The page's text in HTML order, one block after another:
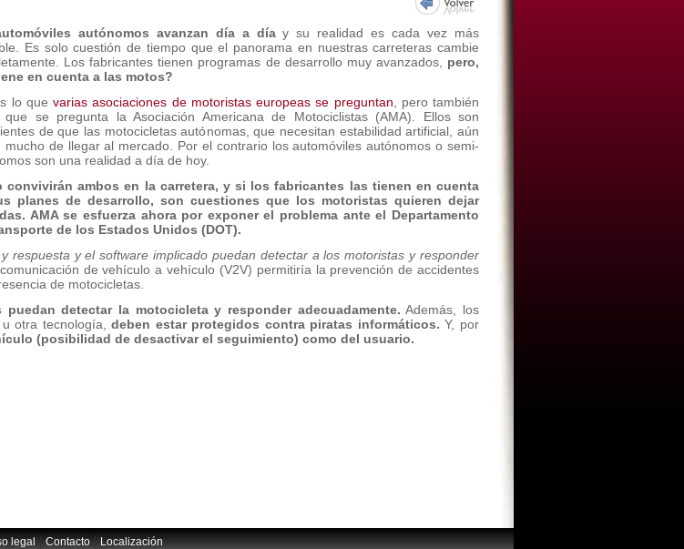
autónomos avanzan día a díay su realidad es cada vez más
Es solo cuestión de tiempo que el panorama en nuestras carreteras cambie
Los fabricantes tienen programas de desarrollo muy avanzados,
pero,
en cuenta a las motos?
lo que varias asociaciones de motoristas europeas se preguntan , pero también
se pregunta la Asociación Americana de Motociclistas (AMA). Ellos son
de que las motocicletas autónomas, que necesitan estabilidad artificial, aún
mucho de llegar al mercado. Por el contrario los automóviles autónomos o semi-
son una realidad a día de hoy.
convivirán ambos en la carretera, y si los fabricantes las tienen en cuenta
planes de desarrollo, son cuestiones que los motoristas quieren dejar
AMA se esfuerza ahora por exponer el problema ante el Departamento
de los Estados Unidos (DOT).
respuesta y el software implicado puedan detectar a los motoristas y responder
de vehículo a vehículo (V2V) permitiría la prevención de accidentes
de motocicletas.
detectar la motocicleta y responder adecuadamente. Además, los
otra tecnología,
deben estar protegidos contra piratas informáticos. Y, por
(posibilidad de desactivar el seguimiento) como del usuario.
legal|Contacto|Localización